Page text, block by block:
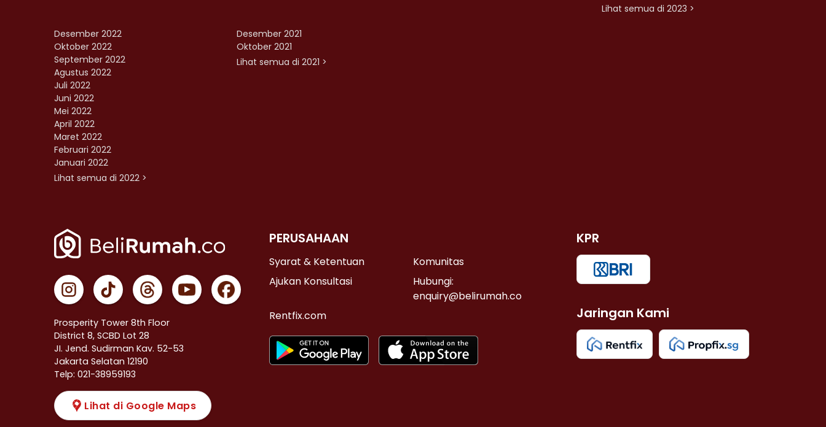
Lihat semua di 2023 >
Desember 2022
Oktober 2022
September 2022
Agustus 2022
Juli 2022
Juni 2022
Mei 2022
April 2022
Maret 2022
Februari 2022
Januari 2022
Lihat semua di 2022 >
Desember 2021
Oktober 2021
Lihat semua di 2021 >
Prosperity Tower 8th Floor
District 8, SCBD Lot 28
JI. Jend. Sudirman Kav. 52-53
Jakarta Selatan 12190
Telp: 021-38959193
Lihat di Google Maps
PERUSAHAAN
Syarat & Ketentuan
Komunitas
Ajukan Konsultasi
Hubungi:
enquiry@belirumah.co
Rentfix.com
KPR
Jaringan Kami